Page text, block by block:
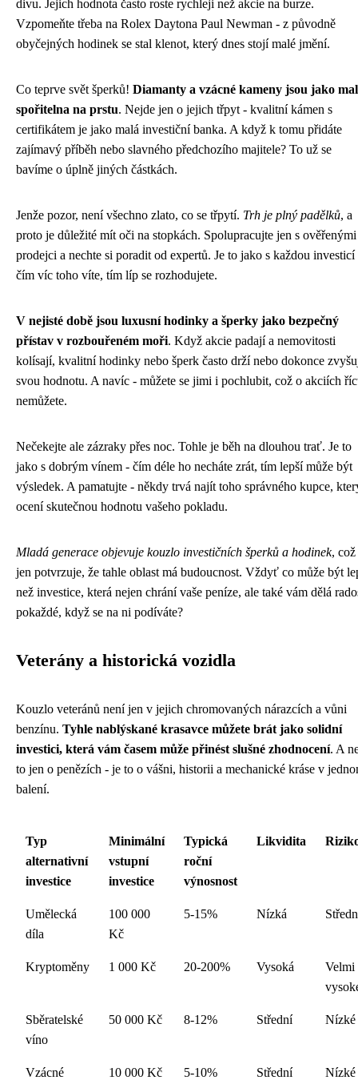
divu. Jejich hodnota často roste rychleji než akcie na burze.
Vzpomeňte třeba na Rolex Daytona Paul Newman - z původně
obyčejných hodinek se stal klenot, který dnes stojí malé jmění.
Co teprve svět šperků! Diamanty a vzácné kameny jsou jako
spořitelna na prstu. Nejde jen o jejich třpyt - kvalitní kámen s
certifikátem je jako malá investiční banka. A když k tomu přidáte
zajímavý příběh nebo slavného předchozího majitele? To už se
bavíme o úplně jiných částkách.
Jenže pozor, není všechno zlato, co se třpytí. Trh je plný padělků, a
proto je důležité mít oči na stopkách. Spolupracujte jen s ověřenými
prodejci a nechte si poradit od expertů. Je to jako s každou investicí
čím víc toho víte, tím líp se rozhodujete.
V nejisté době jsou luxusní hodinky a šperky jako bezpečný
přístav v rozbouřeném moři. Když akcie padají a nemovitosti
kolísají, kvalitní hodinky nebo šperk často drží nebo dokonce
svou hodnotu. A navíc - můžete se jimi i pochlubit, což o akciích
nemůžete.
Nečekejte ale zázraky přes noc. Tohle je běh na dlouhou trať. Je to
jako s dobrým vínem - čím déle ho necháte zrát, tím lepší může být
výsledek. A pamatujte - někdy trvá najít toho správného kupce,
ocení skutečnou hodnotu vašeho pokladu.
Mladá generace objevuje kouzlo investičních šperků a hodinek, což
jen potvrzuje, že tahle oblast má budoucnost. Vždyť co může být
než investice, která nejen chrání vaše peníze, ale také vám dělá
pokaždé, když se na ni podíváte?
Veterány a historická vozidla
Kouzlo veteránů není jen v jejich chromovaných nárazcích a vůni
benzínu. Tyhle nablýskané krasavce můžete brát jako solidní
investici, která vám časem může přinést slušné zhodnocení. A
to jen o penězích - je to o vášni, historii a mechanické kráse v
balení.
Typ
alternativní
investice
Minimální
vstupní
investice
Typická
roční
výnosnost
Likvidita
Umělecká
díla
100 000
Kč
5-15% Nízká
Kryptoměny 1 000 Kč 20-200% Vysoká
Velmi
Sběratelské
víno
50 000 Kč 8-12% Střední Nízké
Vzácné 10 000 Kč 5-10% Střední Nízké